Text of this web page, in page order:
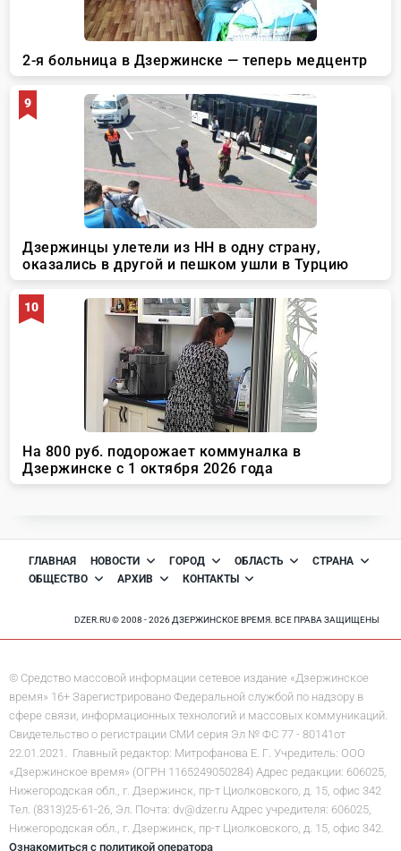
ГЛАВНАЯ НОВОСТИ ГОРОД ОБЛАСТЬ
СТРАНА
ОБЩЕСТВО
АРХИВ КОНТАКТЫ
DZER.RU © 2008 - 2026 ДЗЕРЖИНСКОЕ ВРЕМЯ. ВСЕ ПРАВА ЗАЩИЩЕНЫ
© Средство массовой информации сетевое издание «Дзержинское
время» 16+ Зарегистрировано Федеральной службой по надзору в
сфере связи, информационных технологий и массовых коммуникаций.
Свидетельство о регистрации СМИ серия Эл № ФС 77 - 80141от
22.01.2021. Главный редактор: Митрофанова Е. Г. Учредитель: ООО
«Дзержинское время» (ОГРН 1165249050284) Адрес редакции: 606025,
Нижегородская обл., г. Дзержинск, пр-т Циолковского, д. 15, офис 342
Тел. (8313)25-61-26, Эл. Почта: dv@dzer.ru Адрес учредителя: 606025,
Нижегородская обл., г. Дзержинск, пр-т Циолковского, д. 15, офис 342.
Ознакомиться с политикой оператора